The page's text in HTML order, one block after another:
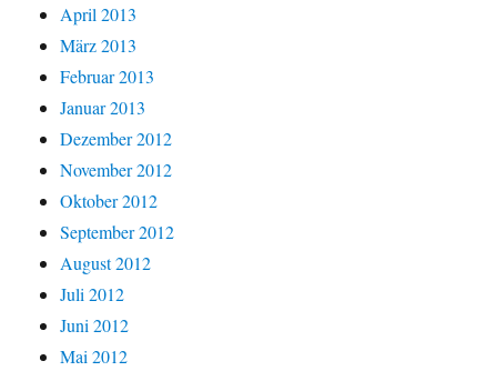
April 2013
März 2013
Februar 2013
Januar 2013
Dezember 2012
November 2012
Oktober 2012
September 2012
August 2012
Juli 2012
Juni 2012
Mai 2012